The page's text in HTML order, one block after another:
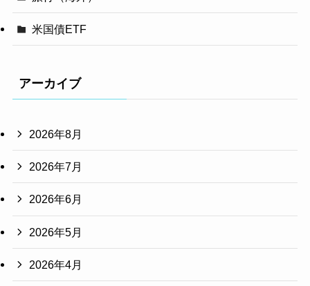
米国債ETF
アーカイブ
2026年8月
2026年7月
2026年6月
2026年5月
2026年4月